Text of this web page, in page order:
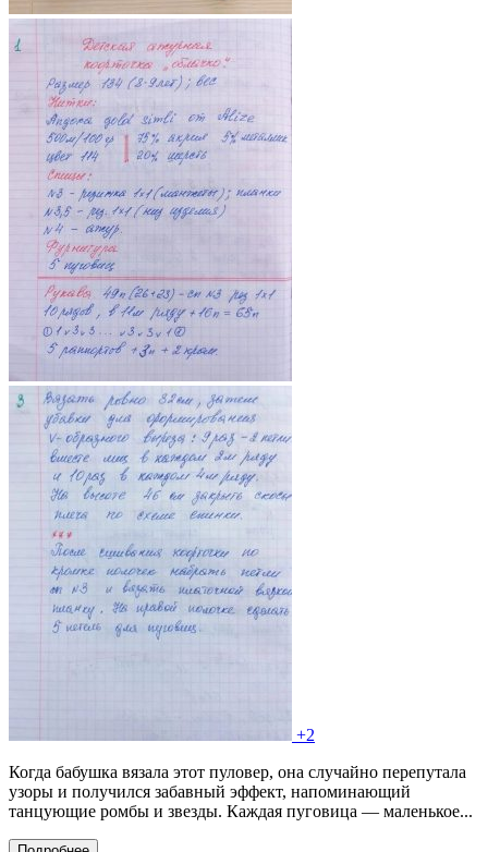
+2
Когда бабушка вязала этот пуловер, она случайно перепутала
узоры и получился забавный эффект, напоминающий
танцующие ромбы и звезды. Каждая пуговица — маленькое...